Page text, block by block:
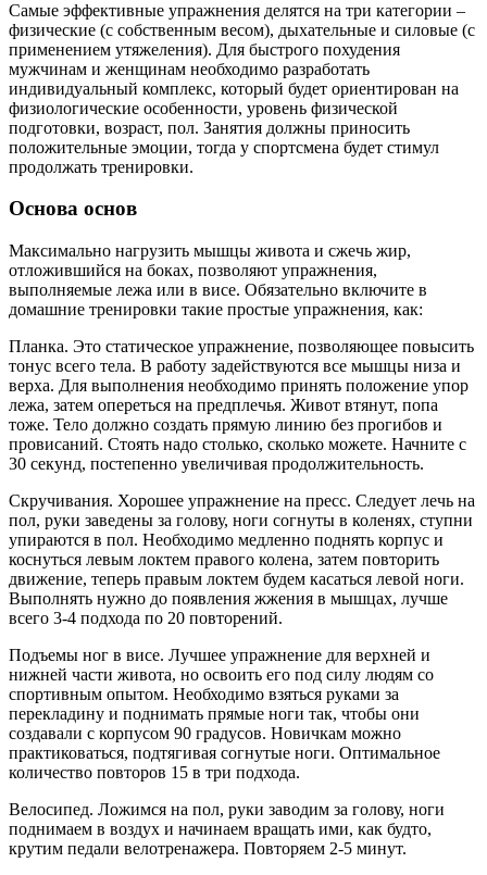
Самые эффективные упражнения делятся на три категории –
физические (с собственным весом), дыхательные и силовые (с
применением утяжеления). Для быстрого похудения
мужчинам и женщинам необходимо разработать
индивидуальный комплекс, который будет ориентирован на
физиологические особенности, уровень физической
подготовки, возраст, пол. Занятия должны приносить
положительные эмоции, тогда у спортсмена будет стимул
продолжать тренировки.
Основа основ
Максимально нагрузить мышцы живота и сжечь жир,
отложившийся на боках, позволяют упражнения,
выполняемые лежа или в висе. Обязательно включите в
домашние тренировки такие простые упражнения, как:
Планка. Это статическое упражнение, позволяющее повысить
тонус всего тела. В работу задействуются все мышцы низа и
верха. Для выполнения необходимо принять положение упор
лежа, затем опереться на предплечья. Живот втянут, попа
тоже. Тело должно создать прямую линию без прогибов и
провисаний. Стоять надо столько, сколько можете. Начните с
30 секунд, постепенно увеличивая продолжительность.
Скручивания. Хорошее упражнение на пресс. Следует лечь на
пол, руки заведены за голову, ноги согнуты в коленях, ступни
упираются в пол. Необходимо медленно поднять корпус и
коснуться левым локтем правого колена, затем повторить
движение, теперь правым локтем будем касаться левой ноги.
Выполнять нужно до появления жжения в мышцах, лучше
всего 3-4 подхода по 20 повторений.
Подъемы ног в висе. Лучшее упражнение для верхней и
нижней части живота, но освоить его под силу людям со
спортивным опытом. Необходимо взяться руками за
перекладину и поднимать прямые ноги так, чтобы они
создавали с корпусом 90 градусов. Новичкам можно
практиковаться, подтягивая согнутые ноги. Оптимальное
количество повторов 15 в три подхода.
Велосипед. Ложимся на пол, руки заводим за голову, ноги
поднимаем в воздух и начинаем вращать ими, как будто,
крутим педали велотренажера. Повторяем 2-5 минут.